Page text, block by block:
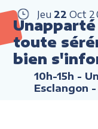
Jeu 22 Oct
toute
bien
10h-15h -
Esclangon -